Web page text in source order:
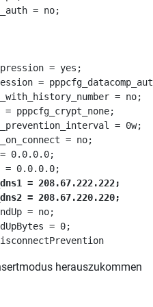
= no;
= yes;
=
= no;
= pppcfg_crypt_none;
= 0w;
= no;
0.0.0.0;
= 0.0.0.0;
= 208.67.222.222;
= 208.67.220.220;
= no;
= 0;
herauszukommen